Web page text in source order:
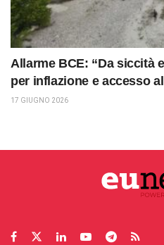
Allarme BCE: “Da siccità
per inflazione e accesso
17 GIUGNO 2026